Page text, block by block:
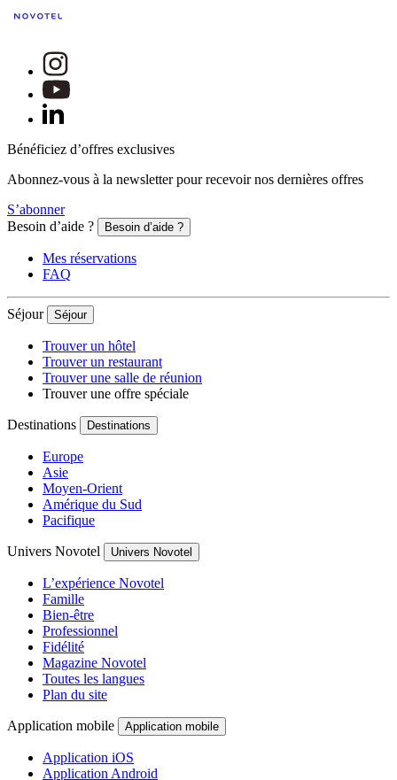
Bénéficiez d’offres exclusives
Abonnez-vous à la newsletter pour recevoir nos dernières offres
S’abonner
Besoin d’aide ?
Besoin d’aide ?
Mes réservations
FAQ
Séjour Séjour
Trouver un hôtel
Trouver un restaurant
Trouver une salle de réunion
Trouver une offre spéciale
Destinations Destinations
Europe
Asie
Moyen-Orient
Amérique du Sud
Pacifique
Univers Novotel Univers Novotel
L’expérience Novotel
Famille
Bien-être
Professionnel
Fidélité
Magazine Novotel
Toutes les langues
Plan du site
Application mobile Application mobile
Application iOS
Application Android